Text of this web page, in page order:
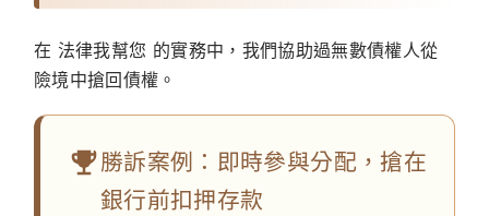
在 法律我幫您 的實務中，我們協助過無數債權人從
險境中搶回債權。
勝訴案例：即時參與分配，搶在
銀行前扣押存款